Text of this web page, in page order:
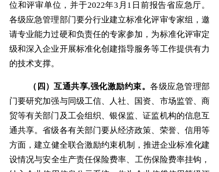
位和评审单位，并于2022年3 月 1 日前报告省应急厅。
各级应急管理部门要分行业建立标准化评审专家组，邀
请专业能力过硬和负责任的专家参加，为标准化评审定
级和深入企业开展标准化创建指导服务等工作提供有力
的技术支撑。
（四）互通共享,强化激励约束。各级应急管理部
门要研究加强与同级工信、人社、国资、市场监管、商
贸等有关部门及工会组织、银保监、证监机构的信息互
通共享。省级各有关部门要从经济政策、荣誉、信用等
方面，建立健全联合激励约束机制，推进企业标准化建
设情况与安全生产责任保险费率、工伤保险费率挂钩，